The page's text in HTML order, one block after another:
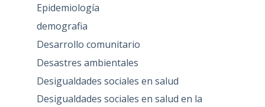
Epidemiología
demografia
Desarrollo comunitario
Desastres ambientales
Desigualdades sociales en salud
Desigualdades sociales en salud en la